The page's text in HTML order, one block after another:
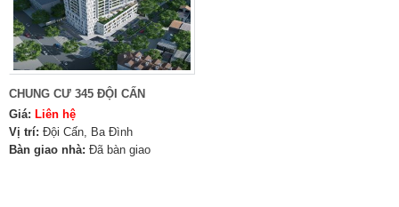
CHUNG CƯ 345 ĐỘI CẤN
Giá: Liên hệ
Vị trí: Đội Cấn, Ba Đình
Bàn giao nhà: Đã bàn giao